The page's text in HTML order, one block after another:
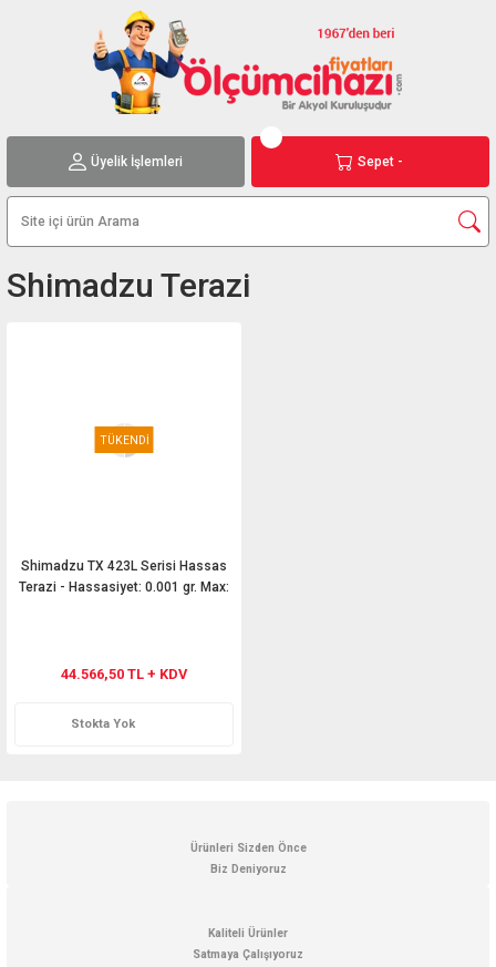
Üyelik İşlemleri Sepet -
Shimadzu Terazi
TÜKENDİ
Shimadzu TX 423L Serisi Hassas
Terazi - Hassasiyet: 0.001 gr. Max:
44.566,50 TL + KDV
Stokta Yok
Ürünleri Sizden Önce
Biz Deniyoruz
Kaliteli Ürünler
Satmaya Çalışıyoruz